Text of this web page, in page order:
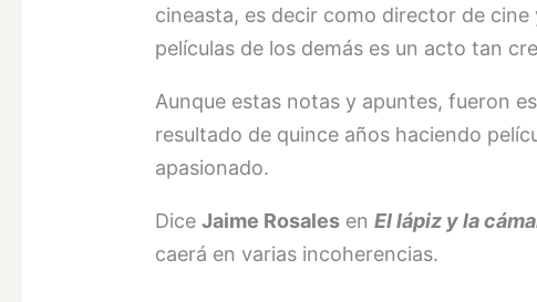
cineasta, es decir como director de
películas de los demás es un acto tan
Aunque estas notas y apuntes, fueron
resultado de quince años haciendo
apasionado.
DiceJaime Rosales enEl lápiz y la
caerá en varias incoherencias.